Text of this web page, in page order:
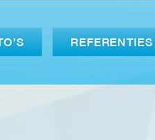
REFERENTIES